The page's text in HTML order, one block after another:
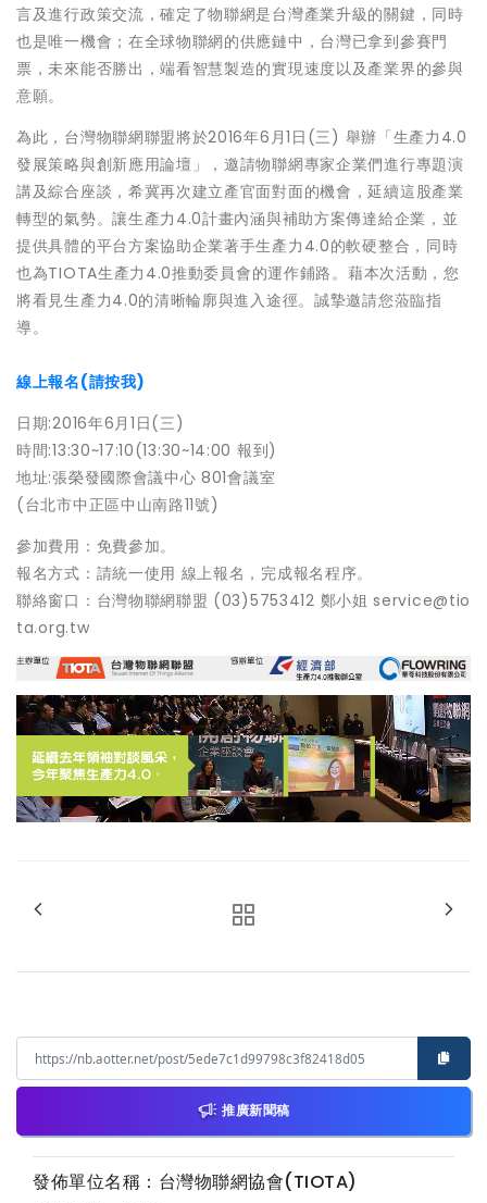
言及進行政策交流，確定了物聯網是台灣產業升級的關鍵，同時
也是唯一機會；在全球物聯網的供應鏈中，台灣已拿到參賽門
票，未來能否勝出，端看智慧製造的實現速度以及產業界的參與
意願。
為此，台灣物聯網聯盟將於2016年6月1日(三) 舉辦「生產力4.0
發展策略與創新應用論壇」，邀請物聯網專家企業們進行專題演
講及綜合座談，希冀再次建立產官面對面的機會，延續這股產業
轉型的氣勢。讓生產力4.0計畫內涵與補助方案傳達給企業，並
提供具體的平台方案協助企業著手生產力4.0的軟硬整合，同時
也為TIOTA生產力4.0推動委員會的運作鋪路。藉本次活動，您
將看見生產力4.0的清晰輪廓與進入途徑。誠摯邀請您蒞臨指
導。
線上報名(請按我)
日期:2016年6月1日(三)
時間:13:30~17:10(13:30~14:00 報到)
地址:張榮發國際會議中心 801會議室
(台北市中正區中山南路11號)
參加費用：免費參加。
報名方式：請統一使用 線上報名，完成報名程序。
聯絡窗口：台灣物聯網聯盟 (03)5753412 鄭小姐 service@tio
ta.org.tw
推廣新聞稿
發佈單位名稱：台灣物聯網協會(TIOTA)